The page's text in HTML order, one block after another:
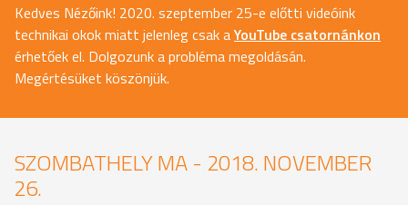
Kedves Nézőink! 2020. szeptember 25-e előtti videóink
technikai okok miatt jelenleg csak aYouTube csatornánkon
érhetőek el. Dolgozunk a probléma megoldásán.
Megértésüket köszönjük.
SZOMBATHELY MA - 2018. NOVEMBER
26.